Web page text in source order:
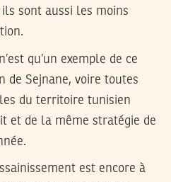
ils sont aussi les moins
qu’un exemple de ce
de Sejnane, voire toutes
du territoire tunisien
et de la même stratégie de
est encore à